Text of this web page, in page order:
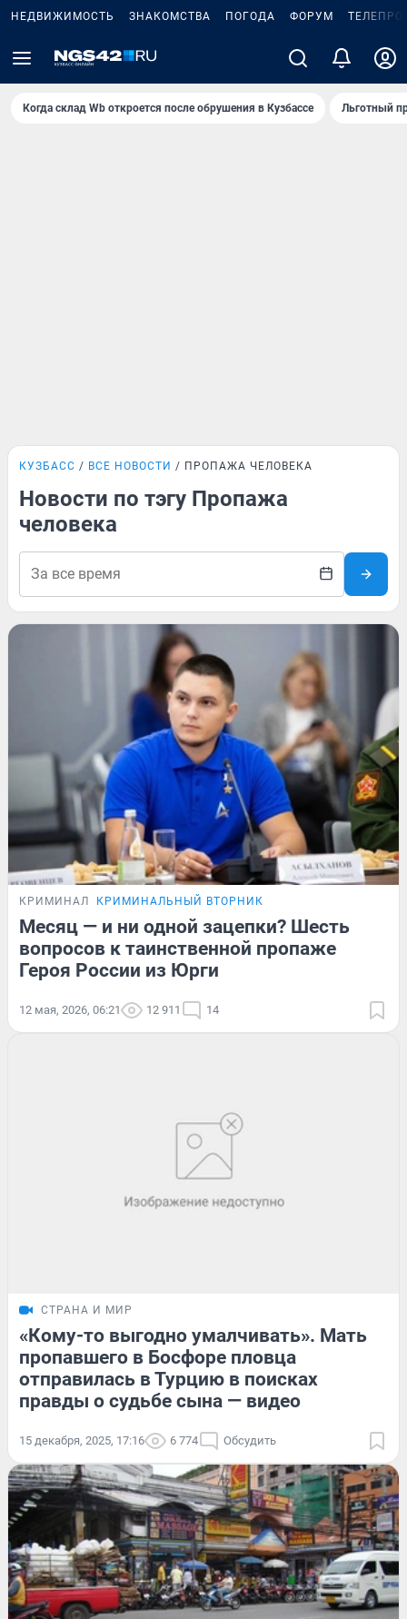
НЕДВИЖИМОСТЬ ЗНАКОМСТВА ПОГОДА ФОРУМ
Когда склад Wb откроется после обрушения в Кузбассе Льготный
КУЗБАСС ВСЕ НОВОСТИ ПРОПАЖА ЧЕЛОВЕКА
Новости по тэгу Пропажа
человека
КРИМИНАЛ КРИМИНАЛЬНЫЙ ВТОРНИК
Месяц — и ни одной зацепки? Шесть
вопросов к таинственной пропаже
Героя России из Юрги
12 мая, 2026, 06:21 12 911 14
СТРАНА И МИР
«Кому-то выгодно умалчивать». Мать
пропавшего в Босфоре пловца
отправилась в Турцию в поисках
правды о судьбе сына — видео
15 декабря, 2025, 17:16 6 774 Обсудить